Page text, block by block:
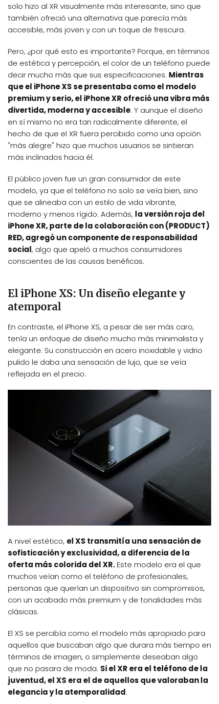
solo hizo al XR visualmente más interesante, sino que
también ofreció una alternativa que parecía más
accesible, más joven y con un toque de frescura.
Pero, ¿por qué esto es importante? Porque, en términos
de estética y percepción, el color de un teléfono puede
decir mucho más que sus especificaciones. Mientras
que el iPhone XS se presentaba como el modelo
premium y serio, el iPhone XR ofreció una vibra más
divertida, moderna y accesible. Y aunque el diseño
en sí mismo no era tan radicalmente diferente, el
hecho de que el XR fuera percibido como una opción
"más alegre" hizo que muchos usuarios se sintieran
más inclinados hacia él.
El público joven fue un gran consumidor de este
modelo, ya que el teléfono no solo se veía bien, sino
que se alineaba con un estilo de vida vibrante,
moderno y menos rígido. Además, la versión roja del
iPhone XR, parte de la colaboración con (PRODUCT)
RED, agregó un componente de responsabilidad
social, algo que apeló a muchos consumidores
conscientes de las causas benéficas.
El iPhone XS: Un diseño elegante y
atemporal
En contraste, el iPhone XS, a pesar de ser más caro,
tenía un enfoque de diseño mucho más minimalista y
elegante. Su construcción en acero inoxidable y vidrio
pulido le daba una sensación de lujo, que se veía
reflejada en el precio.
A nivel estético, el XS transmitía una sensación de
sofisticación y exclusividad, a diferencia de la
oferta más colorida del XR.Este modelo era el que
muchos veían como el teléfono de profesionales,
personas que querían un dispositivo sin compromisos,
con un acabado más premium y de tonalidades más
clásicas.
El XS se percibía como el modelo más apropiado para
aquellos que buscaban algo que durara más tiempo en
términos de imagen, o simplemente deseaban algo
que no pasara de moda. Si el XR era el teléfono de la
juventud, el XS era el de aquellos que valoraban la
elegancia y la atemporalidad.